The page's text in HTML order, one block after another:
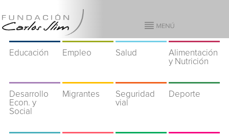
Educación Empleo Salud
Alimentación
y Nutrición
Desarrollo
Econ. y
Social
Migrantes
Seguridad
vial
Deporte